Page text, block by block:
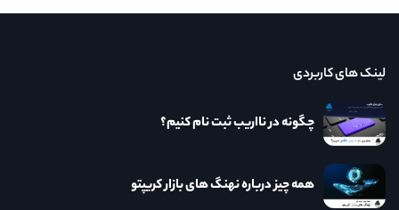
لینک های کاربردی
چگونه در نااریب ثبت نام کنیم؟
همه چیز درباره نهنگ های بازار کریپتو